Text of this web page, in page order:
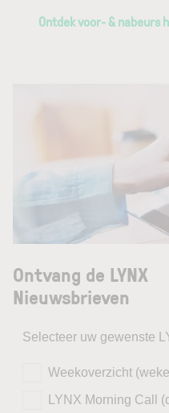
Ontdek voor- & nabeurs
Ontvang de LYNX
Nieuwsbrieven
Selecteer uw gewenste
Weekoverzicht
LYNX Morning Call